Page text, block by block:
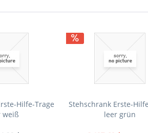
Hilfe-Trage
weiß
Stehschrank Erste-
leer grün